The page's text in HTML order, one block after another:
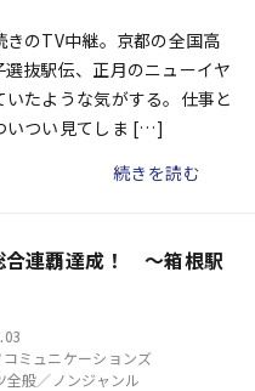
のTV中継。京都の全国高
抜駅伝、正月のニューイヤ
たような気がする。仕事と
いつい見てしま […]
続きを読む
合連覇達成！ ～箱根駅
ミュニケーションズ
全般／ノンジャンル